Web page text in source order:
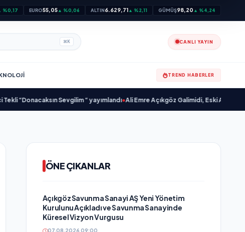
%0,17 EURO55,05▲ %0,06 ALTIN6.629,71▲ %2,11 GÜMÜŞ98,20 ▲ %4,24
⌘K CANLI YAYIN
TREND HABERLER
Sevgilim “ yayımlandı•Ali Emre Açıkgöz Galimidi, Eski AB Bakanı ve
ÖNE ÇIKANLAR
Açıkgöz Savunma Sanayi AŞ Yeni Yönetim
Kurulunu Açıkladı ve Savunma Sanayinde
Küresel Vizyon Vurgusu
07.08.2026 09:00